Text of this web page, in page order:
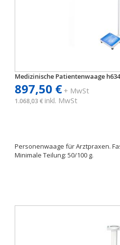
Medizinische Patientenwaage
897,50 €+ MwSt
1.068,03 € inkl. MwSt
Personenwaage für Arztpraxen.
Minimale Teilung: 50/100 g.